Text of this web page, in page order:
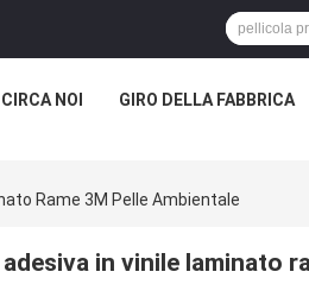
CIRCA NOI GIRO DELLA FABBRICA
Rame 3M Pelle Ambientale
in vinile laminato